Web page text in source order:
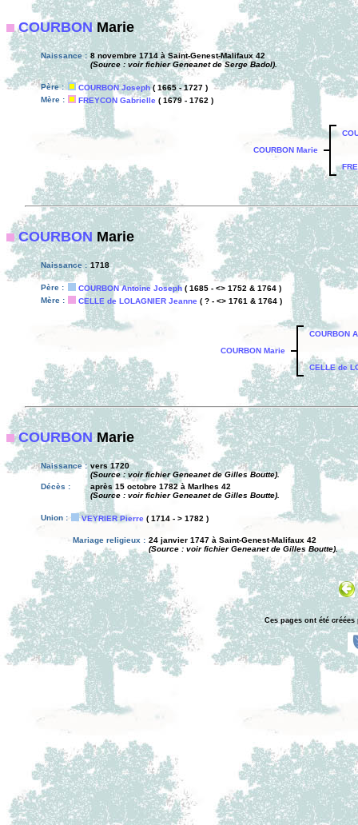
COURBONMarie
Naissance : 8 novembre 1714 à Saint-Genest-Malifaux 42
(Source : voir fichier Geneanet de Serge Badol).
Père : COURBON Joseph( 1665 - 1727 )
Mère :
FREYCON Gabrielle ( 1679 - 1762 )
COURBON Marie
COURBON Marie
Naissance : 1718
Père : COURBON Antoine Joseph ( 1685 - <> 1752 & 1764 )
Mère :
CELLE de LOLAGNIER Jeanne ( ? - <> 1761 & 1764 )
COURBON Marie
COURBON
CELLE de
COURBONMarie
Naissance : vers 1720
(Source : voir fichier Geneanet de Gilles Boutte).
Décès :
après 15 octobre 1782 à Marlhes 42
(Source : voir fichier Geneanet de Gilles Boutte).
Union : VEYRIER Pierre ( 1714 - > 1782 )
Mariage religieux : 24 janvier 1747 à Saint-Genest-Malifaux 42
(Source : voir fichier Geneanet de Gilles Boutte).
Ces pages ont été